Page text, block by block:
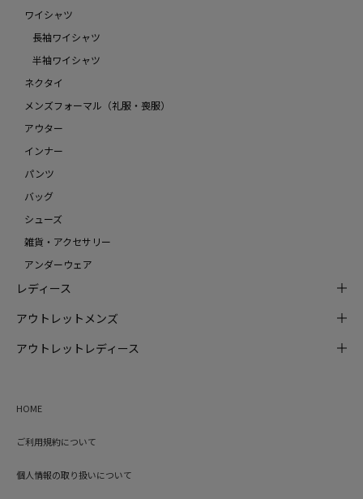
ワイシャツ
長袖ワイシャツ
半袖ワイシャツ
ネクタイ
メンズフォーマル（礼服・喪服）
アウター
インナー
パンツ
バッグ
シューズ
雑貨・アクセサリー
アンダーウェア
レディース
アウトレットメンズ
アウトレットレディース
HOME
ご利用規約について
個人情報の取り扱いについて